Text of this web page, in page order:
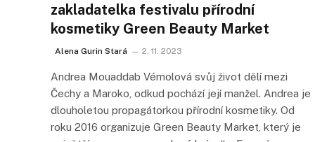
zakladatelka festivalu přírodní
kosmetiky Green Beauty Market
Alena Gurin Stará 2. 11. 2023
Andrea Mouaddab Vémolová svůj život dělí mezi
Čechy a Maroko, odkud pochází její manžel. Andrea je
dlouholetou propagátorkou přírodní kosmetiky. Od
roku 2016 organizuje Green Beauty Market, který je